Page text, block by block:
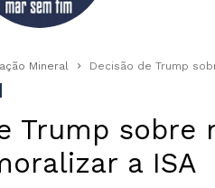
Mineral Decisão de Trump
Trump sobre
a ISA